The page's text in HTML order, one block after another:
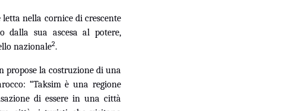
nella cornice di crescente
dalla sua ascesa al potere,
nazionale2.
propose la costruzione di una
“Taksim è una regione
di essere in una città